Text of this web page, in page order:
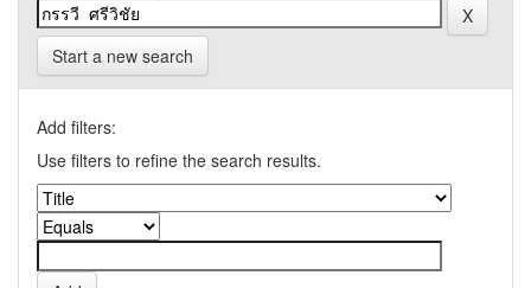
Start a new search
Add filters:
Use filters to refine the search results.